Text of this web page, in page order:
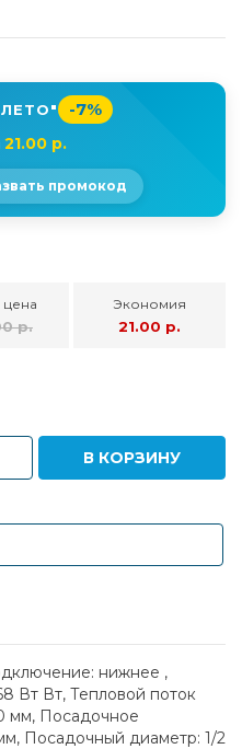
-7%
21.00 р.
промокод
цена
р.
Экономия
21.00 р.
В КОРЗИНУ
нижнее ,
Вт Вт, Тепловой поток
мм, Посадочное
Посадочный диаметр: 1/2